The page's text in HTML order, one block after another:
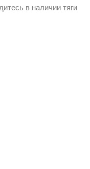
в наличии тяги